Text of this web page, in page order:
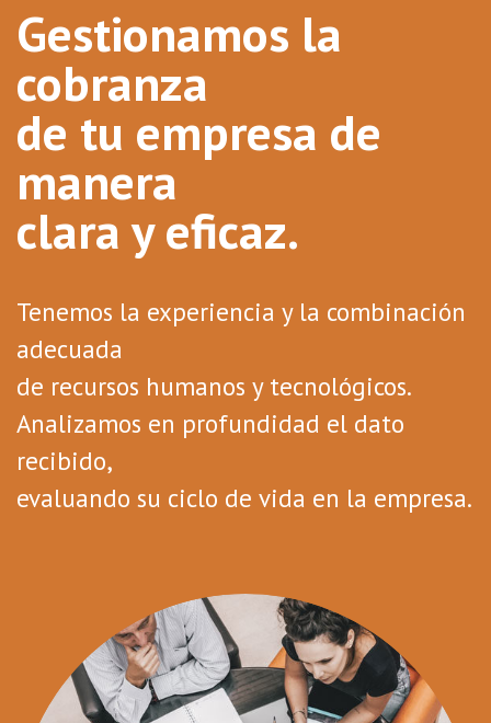
Gestionamos la
cobranza
de tu empresa de
manera
clara y eficaz.
Tenemos la experiencia y la combinación
adecuada
de recursos humanos y tecnológicos.
Analizamos en profundidad el dato
recibido,
evaluando su ciclo de vida en la empresa.